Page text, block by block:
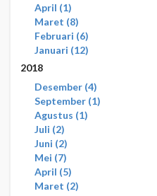
April 1
Maret 8
Februari 6
Januari 12
2018
Desember 4
September 1
Agustus 1
Juli 2
Juni 2
Mei 7
April 5
Maret 2